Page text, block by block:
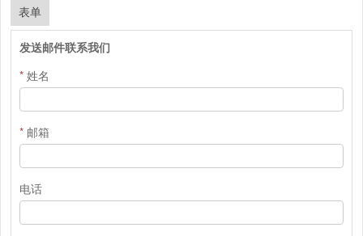
表单
发送邮件联系我们
* 姓名
* 邮箱
电话